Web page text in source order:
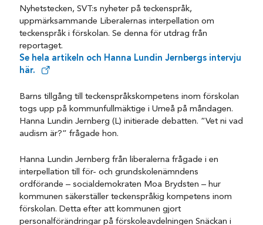
Nyhetstecken, SVT:s nyheter på teckenspråk,
uppmärksammande Liberalernas interpellation om
teckenspråk i förskolan. Se denna för utdrag från
reportaget.
Se hela artikeln och Hanna Lundin Jernbergs intervju
här.
Barns tillgång till teckenspråkskompetens inom förskolan
togs upp på kommunfullmäktige i Umeå på måndagen.
Hanna Lundin Jernberg (L) initierade debatten. ”Vet ni vad
audism är?” frågade hon.
Hanna Lundin Jernberg från liberalerna frågade i en
interpellation till för- och grundskolenämndens
ordförande – socialdemokraten Moa Brydsten – hur
kommunen säkerställer teckenspråkig kompetens inom
förskolan. Detta efter att kommunen gjort
personalförändringar på förskoleavdelningen Snäckan i